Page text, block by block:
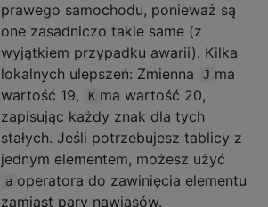
prawego samochodu, ponieważ są
one zasadniczo takie same (z
wyjątkiem przypadku awarii). Kilka
lokalnych ulepszeń: Zmienna
J ma
wartość 19,
K ma wartość 20,
zapisując każdy znak dla tych
stałych. Jeśli potrzebujesz tablicy z
jednym elementem, możesz użyć
a operatora do zawinięcia elementu
zamiast pary nawiasów.